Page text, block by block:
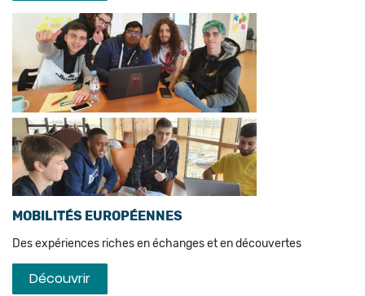
MOBILITÉS EUROPÉENNES
Des expériences riches en échanges et en découvertes
Découvrir